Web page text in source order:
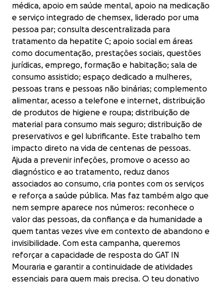
médica, apoio em saúde mental, apoio na medicação
e serviço integrado de chemsex, liderado por uma
pessoa par; consulta descentralizada para
tratamento da hepatite C; apoio social em áreas
como documentação, prestações sociais, questões
jurídicas, emprego, formação e habitação; sala de
consumo assistido; espaço dedicado a mulheres,
pessoas trans e pessoas não binárias; complemento
alimentar, acesso a telefone e internet, distribuição
de produtos de higiene e roupa; distribuição de
material para consumo mais seguro; distribuição de
preservativos e gel lubrificante. Este trabalho tem
impacto direto na vida de centenas de pessoas.
Ajuda a prevenir infeções, promove o acesso ao
diagnóstico e ao tratamento, reduz danos
associados ao consumo, cria pontes com os serviços
e reforça a saúde pública. Mas faz também algo que
nem sempre aparece nos números: reconhece o
valor das pessoas, da confiança e da humanidade a
quem tantas vezes vive em contexto de abandono e
invisibilidade. Com esta campanha, queremos
reforçar a capacidade de resposta do GAT IN
Mouraria e garantir a continuidade de atividades
essenciais para quem mais precisa. O teu donativo